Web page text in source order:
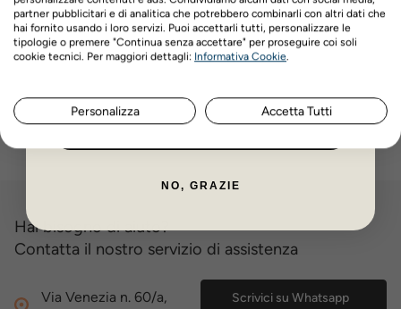
volta ogni 28giorni.
Evitare il contatto con gli occhi e le mucose dell'animale.
Non lavare per almeno 3 giorni.
GATTINI DA 2 a 6 MESI.
Hai bisogno di aiuto?
Contatta il nostro servizio di assistenza
Via Venezia n. 60/a,
Scrivici su Whatsapp
partner pubblicitari e di analitica che potrebbero combinarli con altri dati che
hai fornito usando i loro servizi. Puoi accettarli tutti, personalizzare le
tipologie o premere "Continua senza accettare" per proseguire coi soli
cookie tecnici. Per maggiori dettagli: Informativa Cookie
Personalizza Accetta Tutti
Nome Cognome
NO, GRAZIE